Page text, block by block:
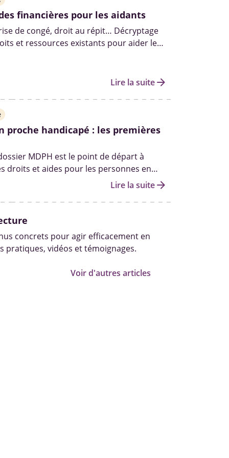
financières pour les aidants
de congé, droit au répit… Décryptage
et ressources existants pour aider les
Lire la suitearrow_forward
proche handicapé : les premières
MDPH est le point de départ à
droits et aides pour les personnes en
Qui peut vous aider à le remplir ?
fait le point.
Lire la suitearrow_forward
concrets pour agir efficacement en
pratiques, vidéos et témoignages.
Voir d'autres articles